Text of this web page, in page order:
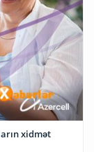
xidmət